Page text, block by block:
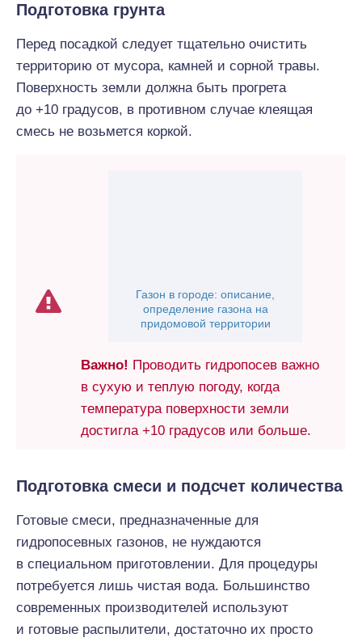
Подготовка грунта
Перед посадкой следует тщательно очистить
территорию от мусора, камней и сорной травы.
Поверхность земли должна быть прогрета
до +10 градусов, в противном случае клеящая
смесь не возьмется коркой.
Газон в городе: описание,
определение газона на
придомовой территории
Важно! Проводить гидропосев важно
в сухую и теплую погоду, когда
температура поверхности земли
достигла +10 градусов или больше.
Подготовка смеси и подсчет количества
Готовые смеси, предназначенные для
гидропосевных газонов, не нуждаются
в специальном приготовлении. Для процедуры
потребуется лишь чистая вода. Большинство
современных производителей используют
и готовые распылители, достаточно их просто